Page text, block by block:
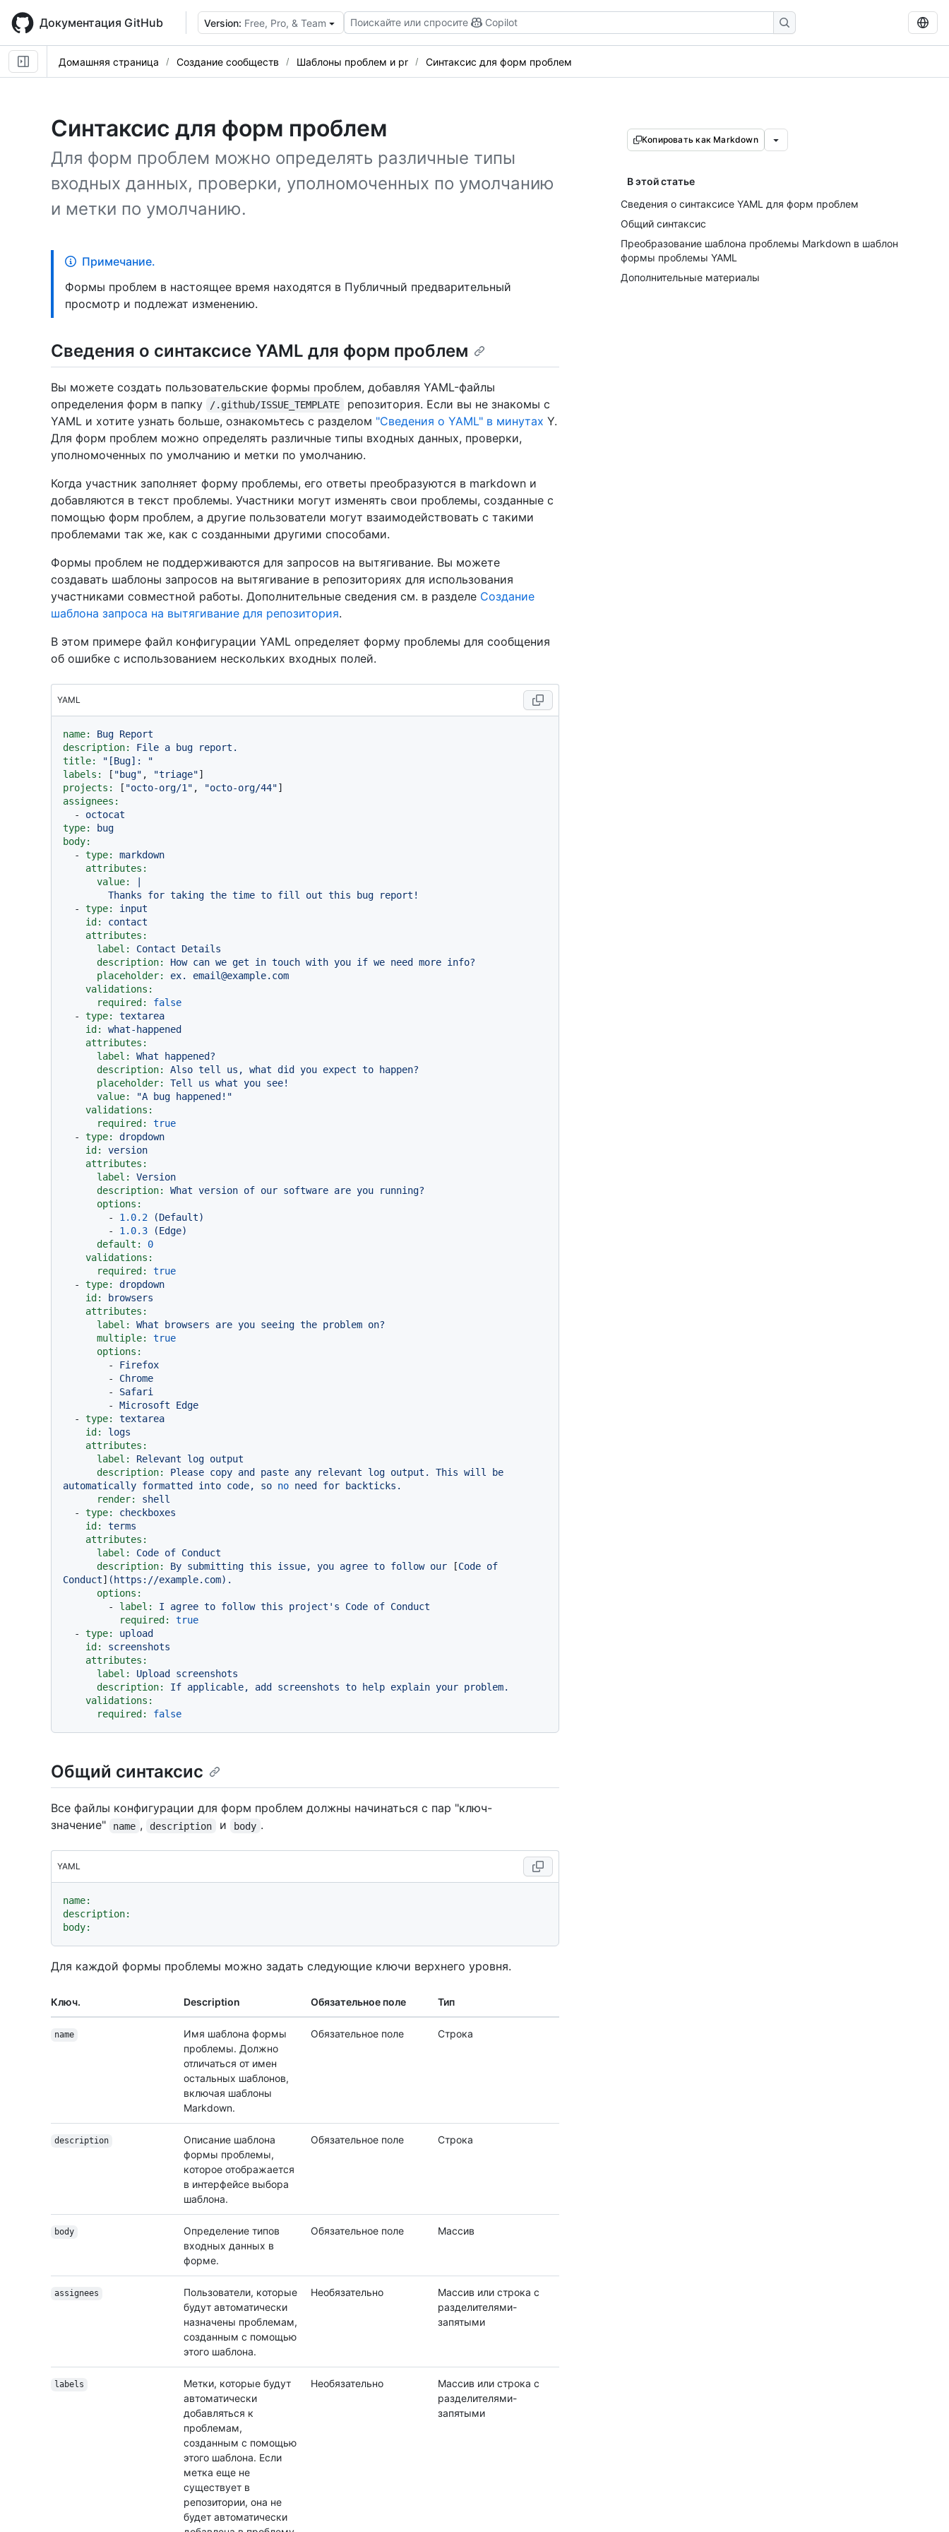
main
content
Документация GitHub Version: Free, Pro, & Team Поискайте или спросите Copilot
Домашняя страница Создание сообществ Шаблоны проблем и pr Синтаксис для форм проблем
Синтаксис для форм проблем
Для форм проблем можно определять различные типы
входных данных, проверки, уполномоченных по умолчанию
и метки по умолчанию.
Копировать как Markdown
В этой статье
Сведения о синтаксисе YAML для форм проблем
Общий синтаксис
Преобразование шаблона проблемы Markdown в шаблон
формы проблемы YAML
Дополнительные материалы
Примечание.
Формы проблем в настоящее время находятся в Публичный предварительный
просмотр и подлежат изменению.
Сведения о синтаксисе YAML для форм проблем
Вы можете создать пользовательские формы проблем, добавляя YAML-файлы
определения форм в папку
/.github/ISSUE_TEMPLATE
репозитория. Если вы не знакомы с
YAML и хотите узнать больше, ознакомьтесь с разделом "Сведения о YAML" в минутах Y.
Для форм проблем можно определять различные типы входных данных, проверки,
уполномоченных по умолчанию и метки по умолчанию.
Когда участник заполняет форму проблемы, его ответы преобразуются в markdown и
добавляются в текст проблемы. Участники могут изменять свои проблемы, созданные с
помощью форм проблем, а другие пользователи могут взаимодействовать с такими
проблемами так же, как с созданными другими способами.
Формы проблем не поддерживаются для запросов на вытягивание. Вы можете
создавать шаблоны запросов на вытягивание в репозиториях для использования
участниками совместной работы. Дополнительные сведения см. в разделе Создание
шаблона запроса на вытягивание для репозитория.
В этом примере файл конфигурации YAML определяет форму проблемы для сообщения
об ошибке с использованием нескольких входных полей.
YAML
name: Bug Report
description:
File a bug
report.
title:
"[Bug]: "
labels:
[ "bug" , "triage"
projects:
[ "octo-org/1" , "octo-org/44"
assignees:
-
octocat
type:
bug
body:
-
type:
markdown
attributes:
value:
-
type:
input
id:
contact
attributes:
label:
Contact
Details
description:
How can we get in touch with you if we need more info?
placeholder:
ex.
email@example.com
validations:
required:
false
-
type:
textarea
id:
what-happened
attributes:
label:
What
happened?
description:
Also tell us, what did you expect to
happen?
placeholder:
Tell us what you see!
value:
"A bug happened!"
validations:
required:
true
-
type:
dropdown
id:
version
attributes:
label:
Version
description:
What version of our software are you
running?
options:
-
1.0.2
(Default)
-
1.0.3
(Edge)
default:
0
validations:
required:
true
-
type:
dropdown
id:
browsers
attributes:
label:
What browsers are you seeing the problem on?
multiple:
true
options:
-
Firefox
-
Chrome
-
Safari
-
Microsoft
Edge
-
type:
textarea
id:
logs
attributes:
label:
Relevant log output
description:
Please copy and paste any relevant log output. This will
be
automatically formatted into code, so no need for
backticks.
render:
shell
-
type:
checkboxes
id:
terms
attributes:
label:
Code of Conduct
description:
By submitting this issue, you agree to follow our [Code of
Conduct] (https://example.com).
options:
-
label: I agree to follow this project's Code of Conduct
required:
true
-
type:
upload
id:
screenshots
attributes:
label:
Upload
screenshots
description:
If applicable, add screenshots to help explain your problem.
validations:
required:
false
Общий синтаксис
Все файлы конфигурации для форм проблем должны начинаться с пар "ключ-
значение"
name , description и body .
YAML
name:
description:
body:
Для каждой формы проблемы можно задать следующие ключи верхнего уровня.
Ключ. Description Обязательное поле Тип
name
Имя шаблона формы
проблемы. Должно
отличаться от имен
остальных шаблонов,
включая шаблоны
Markdown.
Обязательное поле Строка
description
Описание шаблона
формы проблемы,
которое отображается
в интерфейсе выбора
шаблона.
Обязательное поле Строка
body
Определение типов
входных данных в
форме.
Обязательное поле Массив
assignees
Пользователи, которые
будут автоматически
назначены проблемам,
созданным с помощью
этого шаблона.
Необязательно
Массив или строка с
разделителями-
запятыми
labels
Метки, которые будут
автоматически
добавляться к
проблемам,
созданным с помощью
этого шаблона. Если
метка еще не
существует в
репозитории, она не
будет автоматически
Необязательно
Массив или строка с
разделителями-
запятыми